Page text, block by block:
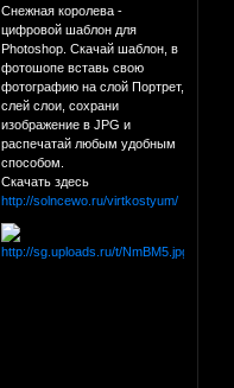
Снежная королева -
цифровой шаблон для
Photoshop. Скачай шаблон, в
фотошопе вставь свою
фотографию на слой Портрет,
слей слои, сохрани
изображение в JPG и
распечатай любым удобным
способом.
Скачать здесь
http://solncewo.ru/virtkostyum/